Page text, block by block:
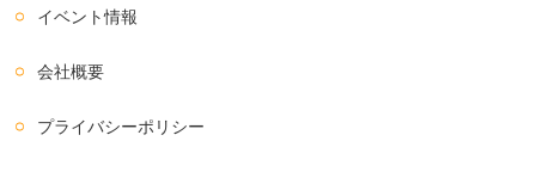
イベント情報
会社概要
プライバシーポリシー